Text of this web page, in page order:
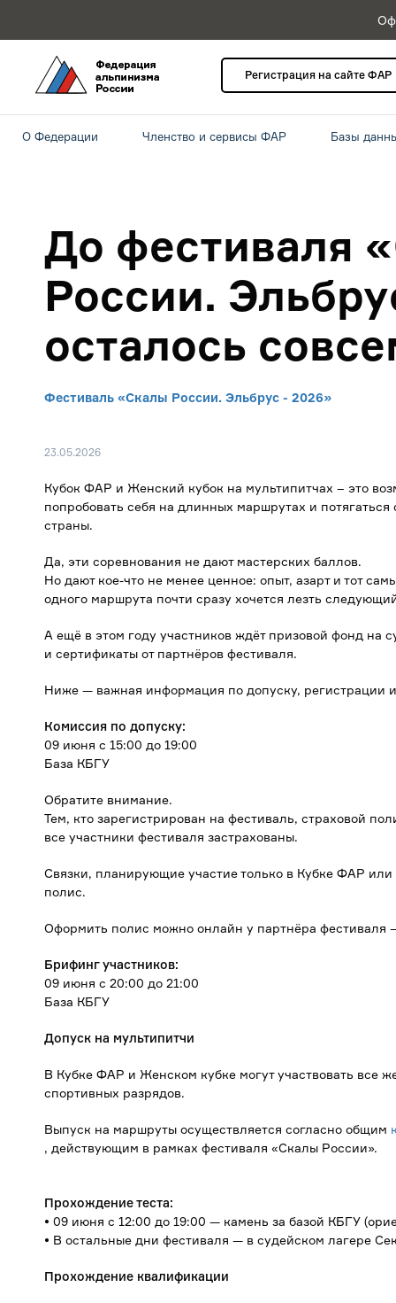
Регистрация на сайте ФАР
О Федерации Членство и сервисы ФАР Базы
До фестиваля
России.
осталось
Фестиваль «Скалы России. Эльбрус - 2026»
23.05.2026
Кубок ФАР и Женский кубок на мультипитчах – это
попробовать себя на длинных маршрутах и
страны.
Да, эти соревнования не дают мастерских баллов.
Но дают кое-что не менее ценное: опыт, азарт и тот
одного маршрута почти сразу хочется лезть
А ещё в этом году участников ждёт призовой фонд
и сертификаты от партнёров фестиваля.
Ниже — важная информация по допуску, регистрации
Комиссия по допуску:
09 июня с 15:00 до 19:00
База КБГУ
Обратите внимание.
Тем, кто зарегистрирован на фестиваль, страховой
все участники фестиваля застрахованы.
Связки, планирующие участие только в Кубке ФАР
полис.
Оформить полис можно онлайн у партнёра фестиваля
Брифинг участников:
09 июня с 20:00 до 21:00
База КБГУ
Допуск на мультипитчи
В Кубке ФАР и Женском кубке могут участвовать все
спортивных разрядов.
Выпуск на маршруты осуществляется согласно общим
, действующим в рамках фестиваля «Скалы России».
Прохождение теста:
• 09 июня с 12:00 до 19:00 — камень за базой КБГУ
• В остальные дни фестиваля — в судейском лагере
Прохождение квалификации